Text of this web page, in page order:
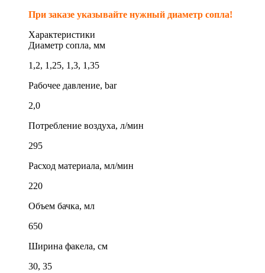
При заказе указывайте нужный диаметр сопла!
Характеристики
Диаметр сопла, мм
1,2, 1,25, 1,3, 1,35
Рабочее давление, bar
2,0
Потребление воздуха, л/мин
295
Расход материала, мл/мин
220
Объем бачка, мл
650
Ширина факела, см
30, 35